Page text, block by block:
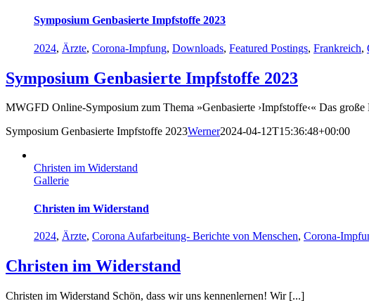
Symposium Genbasierte Impfstoffe 2023
2024, Ärzte, Corona-Impfung, Downloads, Featured Postings, Frankreich,
Symposium Genbasierte Impfstoffe 2023
MWGFD Online-Symposium zum Thema »Genbasierte ›Impfstoffe‹« Das
Symposium Genbasierte Impfstoffe 2023Werner2024-04-12T15:36:48+00:00
Christen im Widerstand
Gallerie
Christen im Widerstand
2024, Ärzte, Corona Aufarbeitung- Berichte von Menschen, Corona-
Christen im Widerstand
Christen im Widerstand Schön, dass wir uns kennenlernen! Wir [...]